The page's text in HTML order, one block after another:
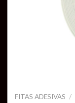
FITAS ADESIVAS /